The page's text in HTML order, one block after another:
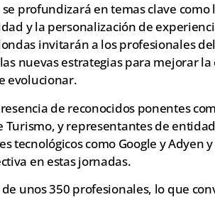
se profundizará en temas clave
y la personalización de
invitarán a los profesionales
nuevas estrategias para mejorar
evolucionar.
de reconocidos ponentes
Turismo, y representantes de
tecnológicos como Google y Adyen
en estas jornadas.
de unos 350 profesionales, lo que